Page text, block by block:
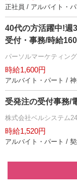
正社員 / アルバイト・
40代の方活躍中!週
受付・事務/時給
パーソルマーケティン
時給1,600円
アルバイト・パート /
受発注の受付事務/
株式会社ベルシステム24
時給1,520円
アルバイト・パート /